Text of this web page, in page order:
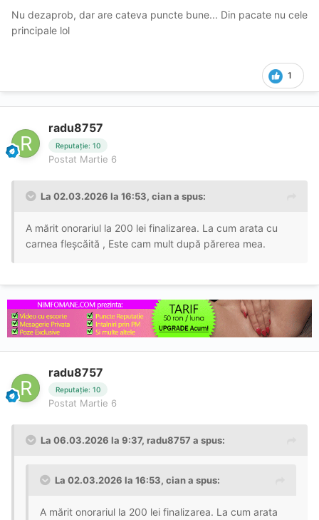
Nu dezaprob, dar are cateva puncte bune... Din pacate nu cele
principale lol
1
radu8757
Reputație: 10
Postat Martie 6
La 02.03.2026 la 16:53, ciana spus:
A mărit onorariul la 200 lei finalizarea. La cum arata cu
carnea fleșcăită , Este cam mult după părerea mea.
radu8757
Reputație: 10
Postat Martie 6
La 06.03.2026 la 9:37, radu8757 a spus:
La 02.03.2026 la 16:53, ciana spus:
A mărit onorariul la 200 lei finalizarea. La cum arata